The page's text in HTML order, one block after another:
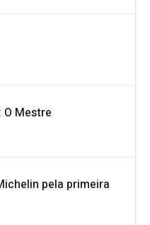
O Mestre
pela primeira